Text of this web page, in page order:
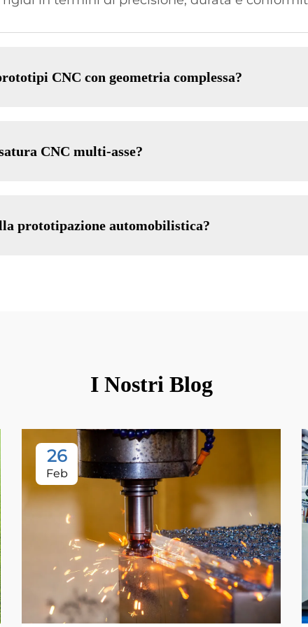
CNC con geometria complessa?
CNC multi-asse?
prototipazione automobilistica?
I Nostri Blog
26
Feb